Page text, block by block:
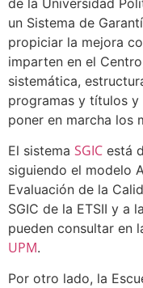
un Sistema de
propiciar la mejora
imparten en el
sistemática,
programas y títulos
poner en marcha los
El sistema SGIC está
siguiendo el modelo
Evaluación de la
SGIC de la ETSII y a
pueden consultar en
UPM.
Por otro lado, la